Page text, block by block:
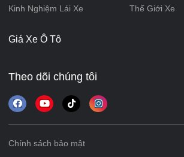
Kinh Nghiệm Lái Xe
Thế Giới Xe
Giá Xe Ô Tô
Theo dõi chúng tôi
Chính sách bảo mật